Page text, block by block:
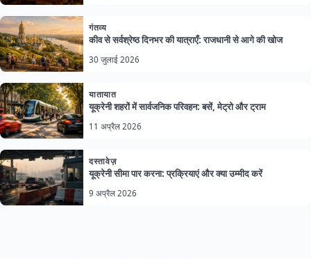
गंतव्य
कीव से सर्वश्रेष्ठ दिनभर की यात्राएँ: राजधानी से आगे की खोज
30 जुलाई 2026
यातायात
यूक्रेनी शहरों में सार्वजनिक परिवहन: बसें, मेट्रो और ट्राम
11 अप्रैल 2026
दस्तावेज़
यूक्रेनी सीमा पार करना: प्रक्रियाएं और क्या उम्मीद करें
9 अप्रैल 2026